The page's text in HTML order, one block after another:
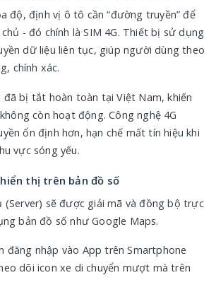
độ, định vị ô tô cần “đường truyền” để
- đó chính là SIM 4G. Thiết bị sử dụng
dữ liệu liên tục, giúp người dùng theo
chính xác.
đã bị tắt hoàn toàn tại Việt Nam, khiến
còn hoạt động. Công nghệ 4G
ổn định hơn, hạn chế mất tín hiệu khi
vực sóng yếu.
thị trên bản đồ số
(Server) sẽ được giải mã và đồng bộ trực
bản đồ số như Google Maps.
đăng nhập vào App trên Smartphone
dõi icon xe di chuyển mượt mà trên